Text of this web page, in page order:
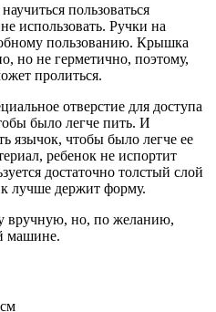
пользоваться
использовать. Ручки на
пользованию. Крышка
но не герметично, поэтому,
пролиться.
отверстие для доступа
было легче пить. И
язычок, чтобы было легче ее
ребенок не испортит
достаточно толстый слой
лучше держит форму.
вручную, но, по желанию,
машине.